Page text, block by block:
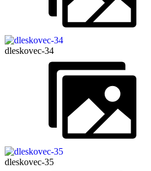
dleskovec-34
dleskovec-35